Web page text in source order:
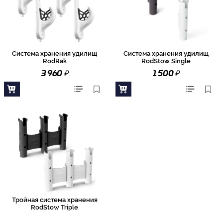
Система хранения удилищ
RodRak
3 960₽
Система хранения удилищ
RodStow Single
1 500₽
Тройная система хранения
RodStow Triple